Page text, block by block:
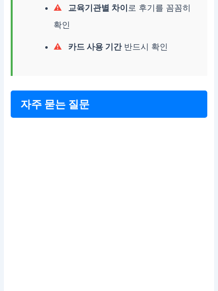
교육기관별 차이 로 후기를 꼼꼼히
확인
카드 사용 기간반드시 확인
자주 묻는 질문